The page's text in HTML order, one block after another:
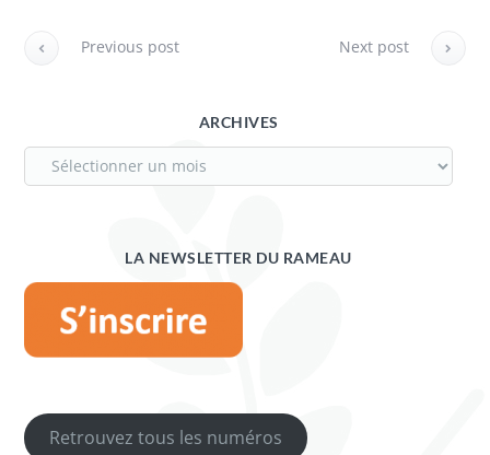
Previous post Next post
ARCHIVES
LA NEWSLETTER DU RAMEAU
Retrouvez tous les numéros